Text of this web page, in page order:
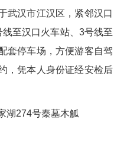
武汉市江汉区，紧邻汉口
至汉口火车站、3号线至
套停车场，方便游客自驾
，凭本人身份证经安检后
湖274号秦墓木觚